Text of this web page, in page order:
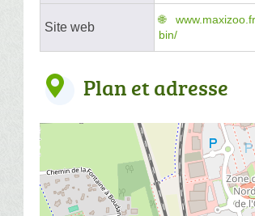
Site web
bin/
Plan et adresse